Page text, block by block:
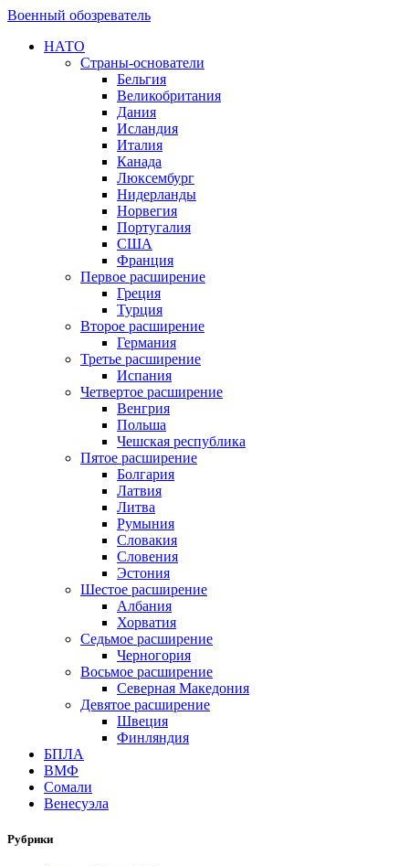
Военный обозреватель
НАТО
Страны-основатели
Бельгия
Великобритания
Дания
Исландия
Италия
Канада
Люксембург
Нидерланды
Норвегия
Португалия
США
Франция
Первое расширение
Греция
Турция
Второе расширение
Германия
Третье расширение
Испания
Четвертое расширение
Венгрия
Польша
Чешская республика
Пятое расширение
Болгария
Латвия
Литва
Румыния
Словакия
Словения
Эстония
Шестое расширение
Албания
Хорватия
Седьмое расширение
Черногория
Восьмое расширение
Северная Македония
Девятое расширение
Швеция
Финляндия
БПЛА
ВМФ
Сомали
Венесуэла
Рубрики